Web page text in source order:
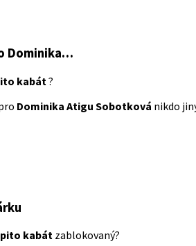
Dominika…
kabát ?
Dominika Atigu Sobotková nikdo
kabát zablokovaný?